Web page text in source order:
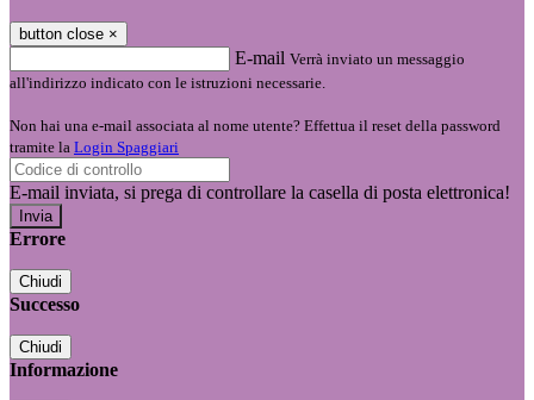
button close ×
E-mail Verrà inviato un messaggio
all'indirizzo indicato con le istruzioni necessarie.
Non hai una e-mail associata al nome utente? Effettua il reset della password
tramite la Login Spaggiari
E-mail inviata, si prega di controllare la casella di posta elettronica!
Errore
Chiudi
Successo
Chiudi
Informazione